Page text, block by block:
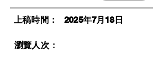
​上稿時間： 2025年7月18日
​瀏覽人次：